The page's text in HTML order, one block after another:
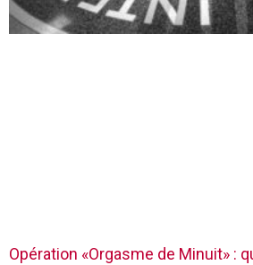
Opération «Orgasme de Minuit» :